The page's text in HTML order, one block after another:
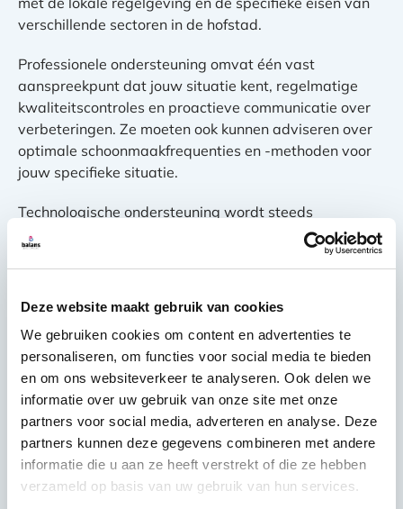
Deze website maakt gebruik van cookies
We gebruiken cookies om content en advertenties te
personaliseren, om functies voor social media te bieden
en om ons websiteverkeer te analyseren. Ook delen we
informatie over uw gebruik van onze site met onze
partners voor social media, adverteren en analyse. Deze
partners kunnen deze gegevens combineren met andere
informatie die u aan ze heeft verstrekt of die ze hebben
verzameld op basis van uw gebruik van hun services.
verschillende sectoren in de hofstad.
Professionele ondersteuning omvat één vast
aanspreekpunt dat jouw situatie kent, regelmatige
kwaliteitscontroles en proactieve communicatie over
verbeteringen. Ze moeten ook kunnen adviseren over
optimale schoonmaakfrequenties en -methoden voor
jouw specifieke situatie.
Technologische ondersteuning wordt steeds
belangrijker. Moderne schoonmaakbedrijven
gebruiken digitale systemen voor planning,
in uitgevoerde werkzaamheden en maakt
communicatie efficiënter.
Duurzaamheid is een ander belangrijk criterium.
Groeiende bedrijven hechten waarde aan
milieuvriendelijke schoonmaakmiddelen en -methoden
die aansluiten bij hun eigen
duurzaamheidsdoelstellingen.
Hoe kies je de juiste